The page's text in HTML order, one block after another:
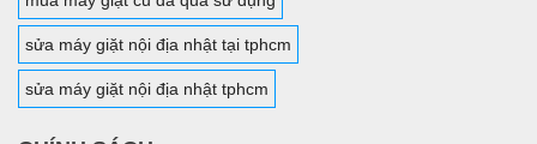
sửa máy giặt nội địa nhật tại tphcm
sửa máy giặt nội địa nhật tphcm